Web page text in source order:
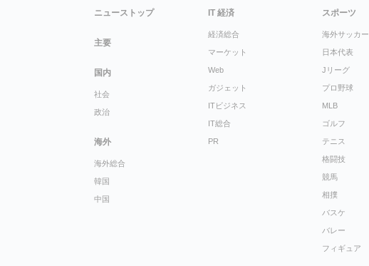
ニューストップ
主要
国内
社会
政治
海外
海外総合
韓国
中国
IT 経済
経済総合
マーケット
Web
ガジェット
ITビジネス
IT総合
PR
スポーツ
海外サッカー
日本代表
Jリーグ
プロ野球
MLB
ゴルフ
テニス
格闘技
競馬
相撲
バスケ
バレー
フィギュア